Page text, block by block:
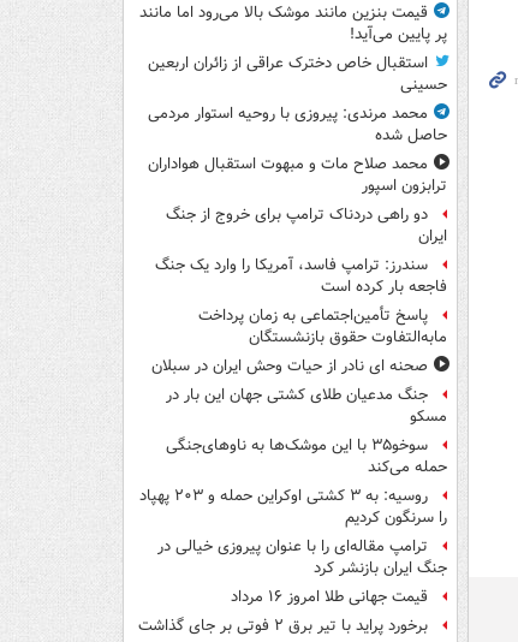
قیمت بنزین مانند موشک بالا می‌رود اما مانند
پر پایین می‌آید!
استقبال خاص دخترک عراقی از زائران اربعین
حسینی
محمد مرندی: پیروزی با روحیه استوار مردمی
حاصل شده
محمد صلاح مات و مبهوت استقبال هواداران
ترابزون اسپور
دو راهی دردناک ترامپ برای خروج از جنگ
ایران
سندرز: ترامپ فاسد، آمریکا را وارد یک جنگ
فاجعه بار کرده است
پاسخ تأمین‌اجتماعی به زمان پرداخت
مابه‌التفاوت حقوق بازنشستگان
صحنه ای نادر از حیات وحش ایران در سبلان
جنگ مدعیان طلای کشتی جهان این بار در
مسکو
سوخو۳۵ با این موشک‌ها به ناوهای‌جنگی
حمله می‌کند
روسیه: به ۳ کشتی اوکراین حمله و ۲۰۳ پهپاد
را سرنگون کردیم
ترامپ مقاله‌ای را با عنوان پیروزی خیالی در
جنگ ایران بازنشر کرد
قیمت جهانی طلا امروز ۱۶ مرداد
برخورد پراید با تیر برق ۲ فوتی بر جای گذاشت